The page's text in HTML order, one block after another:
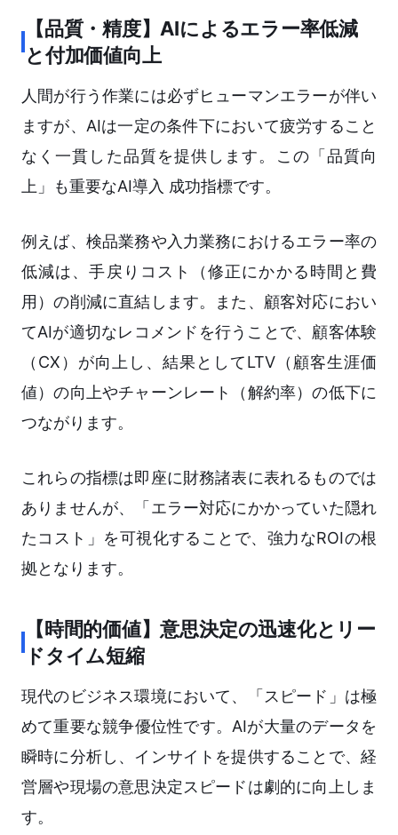
【品質・精度】AIによるエラー率低減
と付加価値向上
人間が行う作業には必ずヒューマンエラーが伴い
ますが、AIは一定の条件下において疲労すること
なく一貫した品質を提供します。この「品質向
上」も重要なAI導入 成功指標です。
例えば、検品業務や入力業務におけるエラー率の
低減は、手戻りコスト（修正にかかる時間と費
用）の削減に直結します。また、顧客対応におい
てAIが適切なレコメンドを行うことで、顧客体験
（CX）が向上し、結果としてLTV（顧客生涯価
値）の向上やチャーンレート（解約率）の低下に
つながります。
これらの指標は即座に財務諸表に表れるものでは
ありませんが、「エラー対応にかかっていた隠れ
たコスト」を可視化することで、強力なROIの根
拠となります。
【時間的価値】意思決定の迅速化とリー
ドタイム短縮
現代のビジネス環境において、「スピード」は極
めて重要な競争優位性です。AIが大量のデータを
瞬時に分析し、インサイトを提供することで、経
営層や現場の意思決定スピードは劇的に向上しま
す。